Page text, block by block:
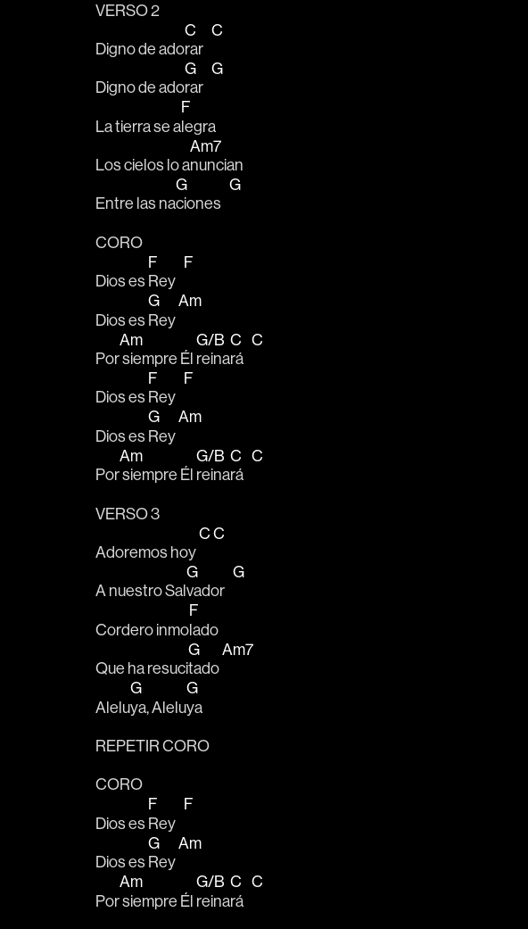
VERSO 2
Digno de ado
C
rar
C
Digno de ado
G
rar
G
La tierra se a
F
legra
Los cielos lo a
Am7
nuncian
Entre las na
G
ciones
G
CORO
Dios es
F
Rey
F
Dios es
G
Rey
Am
Por
Am
siempre Él
G/B
reina
C
rá
C
Dios es
F
Rey
F
Dios es
G
Rey
Am
Por
Am
siempre Él
G/B
reina
C
rá
C
VERSO 3
Adoremos hoy
C C
A nuestro Sal
G
vador
G
Cordero inmo
F
lado
Que ha resuci
G
tado
Am7
Alelu
G
ya, Alelu
G
ya
REPETIR CORO
CORO
Dios es
F
Rey
F
Dios es
G
Rey
Am
Por
Am
siempre Él
G/B
reina
C
rá
C